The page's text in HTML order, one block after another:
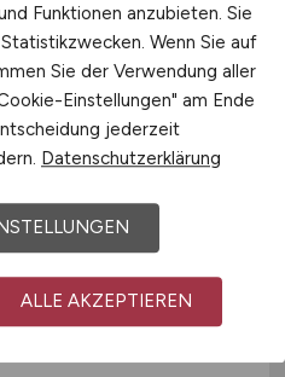
(m/w/d)
Funktionen anzubieten. Sie
Wenn Sie auf
Sie der Verwendung aller
Einstellungen" am Ende
jederzeit
Datenschutzerklärung
ALLE AKZEPTIEREN